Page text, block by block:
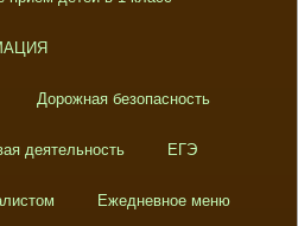
Дорожная безопасность
деятельность ЕГЭ
Ежедневное меню